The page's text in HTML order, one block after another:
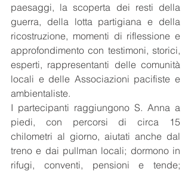
paesaggi, la scoperta dei resti della
guerra, della lotta partigiana e della
ricostruzione, momenti di riflessione e
approfondimento con testimoni, storici,
esperti, rappresentanti delle comunità
locali e delle Associazioni pacifiste e
ambientaliste.
I partecipanti raggiungono S. Anna a
piedi, con percorsi di circa 15
chilometri al giorno, aiutati anche dal
treno e dai pullman locali; dormono in
rifugi, conventi, pensioni e tende;